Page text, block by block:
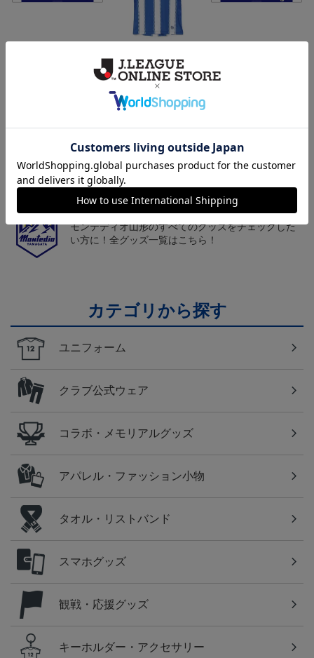
ニフォーム半袖（FP1st）
18,700円～23,760円
チームマスコット「ディーオ」グッズは、サポータ
ーやファン必見！
山形
モンテディオ山形のすべてのグッズをチェックした
い方に！全グッズ一覧はこちら！
カテゴリから探す
ユニフォーム
クラブ公式ウェア
コラボ・メモリアルグッズ
アパレル・ファッション小物
タオル・リストバンド
スマホグッズ
観戦・応援グッズ
キーホルダー・アクセサリー